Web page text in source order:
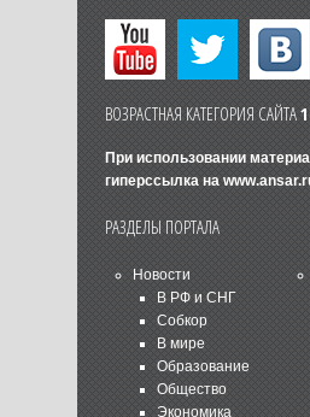
ВОЗРАСТНАЯ КАТЕГОРИЯ САЙТА
При использовании
гиперссылка на
РАЗДЕЛЫ ПОРТАЛА
Новости
В РФ и СНГ
Собкор
В мире
Образование
Общество
Экономика